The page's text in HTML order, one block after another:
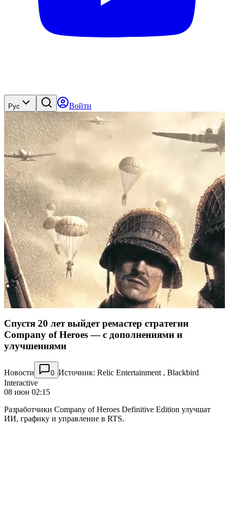
Рус Войти
Спустя 20 лет выйдет ремастер стратегии
Company of Heroes — с дополнениями и
улучшениями
Новости 0 Источник: Relic Entertainment , Blackbird
Interactive
08 июн 02:15
Разработчики Company of Heroes Definitive Edition улучшат
ИИ, графику и управление в RTS.